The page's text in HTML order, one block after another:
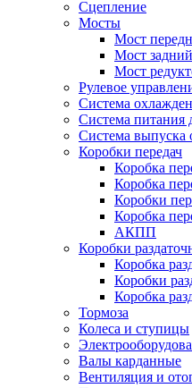
Сцепление
Мосты
Мост
Мост задний
Мост
Рулевое
Система
Система питания
Система выпуска
Коробки передач
Коробка
Коробка
Коробки
Коробка
АКПП
Коробки
Коробка
Коробки
Коробка
Тормоза
Колеса и ступицы
Валы карданные
Вентиляция и